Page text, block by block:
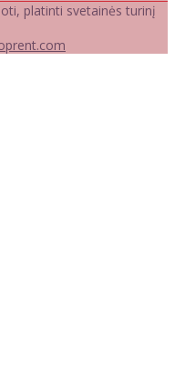
platinti svetainės turinį